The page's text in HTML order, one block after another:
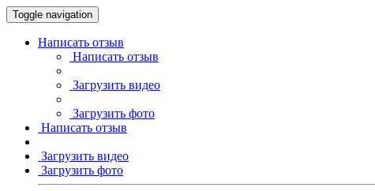
Toggle navigation
Написать отзыв
Написать отзыв
Загрузить видео
Загрузить фото
Написать отзыв
Загрузить видео
Загрузить фото